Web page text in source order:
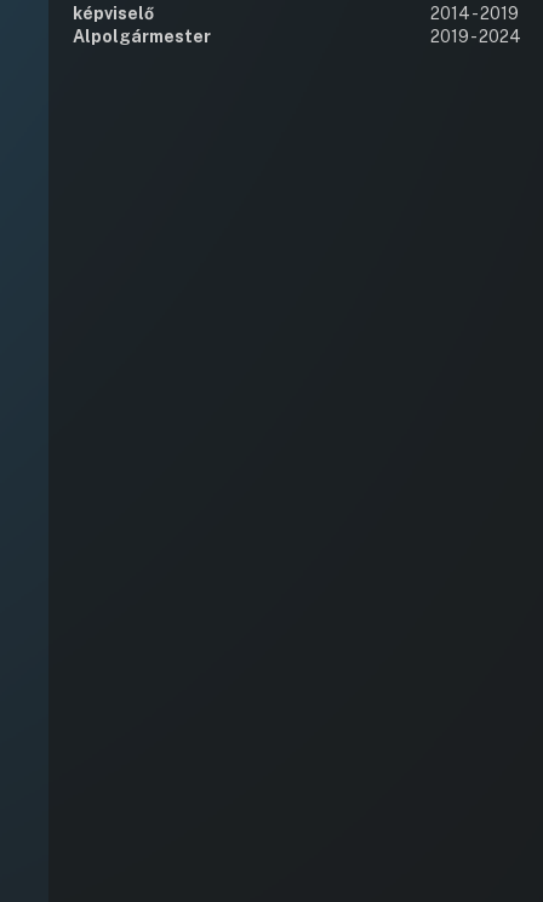
képviselő
2014 - 2019
Alpolgármester
2019 - 2024